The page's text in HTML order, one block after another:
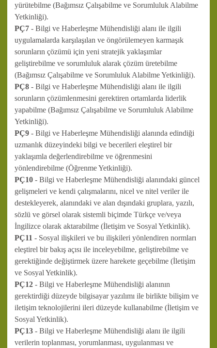
yürütebilme (Bağımsız Çalışabilme ve Sorumluluk Alabilme
Yetkinliği).
PÇ7 - Bilgi ve Haberleşme Mühendisliği alanı ile ilgili
uygulamalarda karşılaşılan ve öngörülemeyen karmaşık
sorunların çözümü için yeni stratejik yaklaşımlar
geliştirebilme ve sorumluluk alarak çözüm üretebilme
(Bağımsız Çalışabilme ve Sorumluluk Alabilme Yetkinliği).
PÇ8 - Bilgi ve Haberleşme Mühendisliği alanı ile ilgili
sorunların çözümlenmesini gerektiren ortamlarda liderlik
yapabilme (Bağımsız Çalışabilme ve Sorumluluk Alabilme
Yetkinliği).
PÇ9 - Bilgi ve Haberleşme Mühendisliği alanında edindiği
uzmanlık düzeyindeki bilgi ve becerileri eleştirel bir
yaklaşımla değerlendirebilme ve öğrenmesini
yönlendirebilme (Öğrenme Yetkinliği).
PÇ10 - Bilgi ve Haberleşme Mühendisliği alanındaki güncel
gelişmeleri ve kendi çalışmalarını, nicel ve nitel veriler ile
destekleyerek, alanındaki ve alan dışındaki gruplara, yazılı,
sözlü ve görsel olarak sistemli biçimde Türkçe ve/veya
İngilizce olarak aktarabilme (İletişim ve Sosyal Yetkinlik).
PÇ11 - Sosyal ilişkileri ve bu ilişkileri yönlendiren normları
eleştirel bir bakış açısı ile inceleyebilme, geliştirebilme ve
gerektiğinde değiştirmek üzere harekete geçebilme (İletişim
ve Sosyal Yetkinlik).
PÇ12 - Bilgi ve Haberleşme Mühendisliği alanının
gerektirdiği düzeyde bilgisayar yazılımı ile birlikte bilişim ve
iletişim teknolojilerini ileri düzeyde kullanabilme (İletişim ve
Sosyal Yetkinlik).
PÇ13 - Bilgi ve Haberleşme Mühendisliği alanı ile ilgili
verilerin toplanması, yorumlanması, uygulanması ve